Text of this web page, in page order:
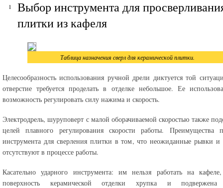
Выбор инструмента для
плитки из кафеля
Таблица назначения сверл для керамической плитки.
Целесообразность использования ручной дрели диктуется той
отверстие требуется проделать в отделке небольшое. Ее
возможность регулировать силу нажима и скорость.
Электродрель, шуруповерт с малой оборачиваемой скоростью также
целей плавного регулирования скорости работы. Преимущества
инструмента для сверления плитки в том, что неожиданные рывки и
отсутствуют в процессе работы.
Касательно ударного инструмента: им нельзя работать на
поверхность керамической отделки хрупка и подвержена